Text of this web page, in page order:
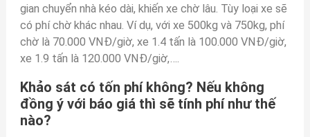
gian chuyển nhà kéo dài, khiến xe chờ lâu. Tùy loại xe sẽ
có phí chờ khác nhau. Ví dụ, với xe 500kg và 750kg, phí
chờ là 70.000 VNĐ/giờ, xe 1.4 tấn là 100.000 VNĐ/giờ,
xe 1.9 tấn là 120.000 VNĐ/giờ,….
Khảo sát có tốn phí không? Nếu không
đồng ý với báo giá thì sẽ tính phí như thế
nào?